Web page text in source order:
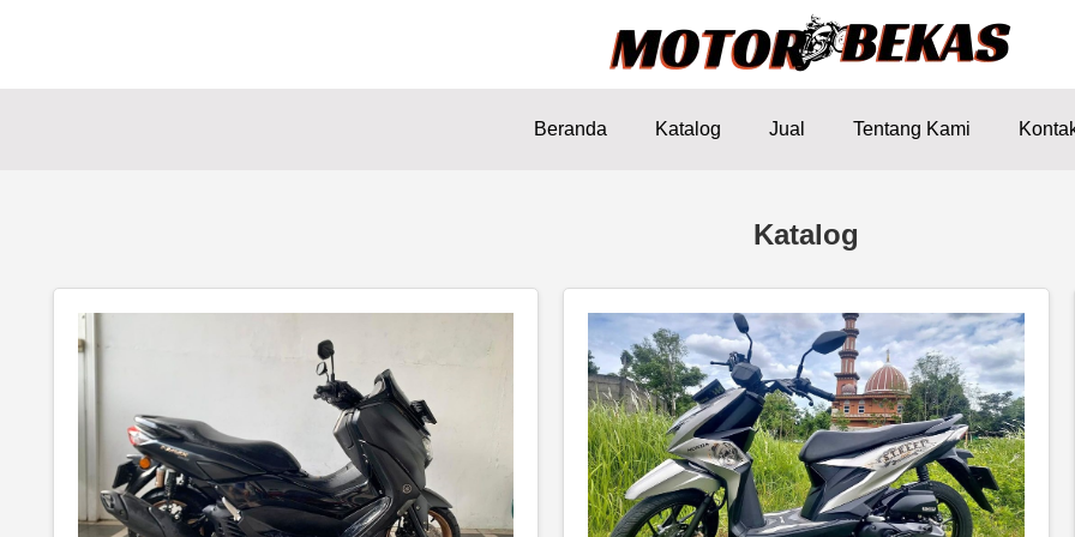
Beranda Katalog Jual Tentang Kami
Katalog